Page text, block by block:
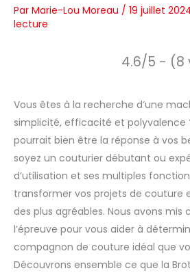
Par Marie-Lou Moreau / 19 juillet
lecture
4.6/5 - (8
Vous êtes à la recherche d’une
simplicité, efficacité et polyvalence
pourrait bien être la réponse à vos
soyez un couturier débutant ou
d’utilisation et ses multiples
transformer vos projets de couture
des plus agréables. Nous avons
l’épreuve pour vous aider à
compagnon de couture idéal que
Découvrons ensemble ce que la